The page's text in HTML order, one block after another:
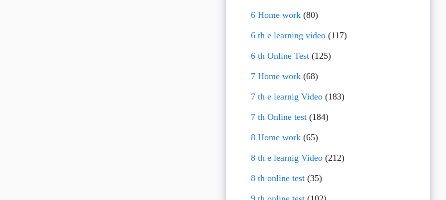
6 Home work(80)
6 th e learning video(117)
6 th Online Test(125)
7 Home work(68)
7 th e learnig Video(183)
7 th Online test(184)
8 Home work(65)
8 th e learnig Video(212)
8 th online test(35)